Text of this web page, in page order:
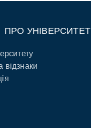
ПРО УНІВЕРСИТЕТ
відзнаки